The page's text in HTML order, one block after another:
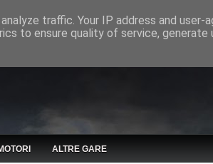
ALTRE GARE
traffic. Your IP address and user-
to ensure quality of service, generate